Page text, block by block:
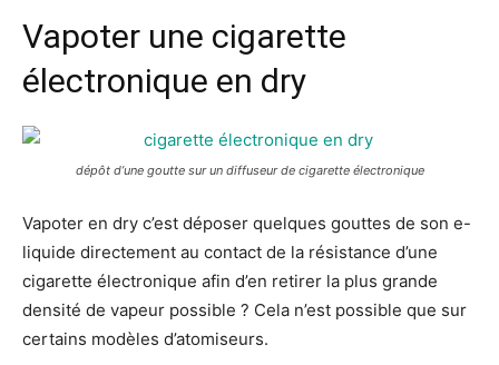
Vapoter une cigarette
électronique en dry
dépôt d’une goutte sur un diffuseur de cigarette électronique
Vapoter en dry c’est déposer quelques gouttes de son e-
liquide directement au contact de la résistance d’une
cigarette électronique afin d’en retirer la plus grande
densité de vapeur possible ? Cela n’est possible que sur
certains modèles d’atomiseurs.